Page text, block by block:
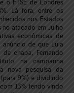
o FTSE de Londres
Lá fora, entre os
nos Estados
atacado em Julho
econômicas de
anúncio de que Lula
chapa, Fernando
na campanha
nova pesquisa da
9%) e dividindo
13% tendo vindo